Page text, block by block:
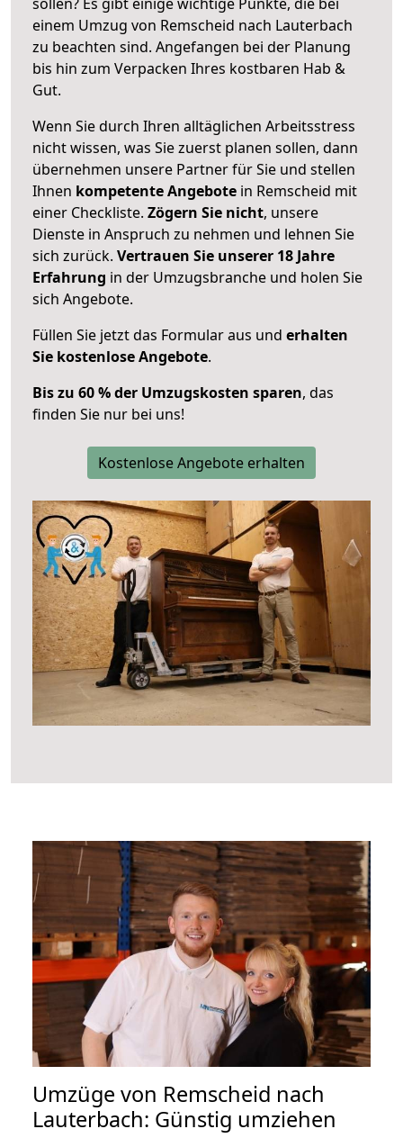
einem Umzug von Remscheid nach Lauterbach
zu beachten sind. Angefangen bei der Planung
bis hin zum Verpacken Ihres kostbaren Hab &
Gut.
Wenn Sie durch Ihren alltäglichen Arbeitsstress
nicht wissen, was Sie zuerst planen sollen, dann
übernehmen unsere Partner für Sie und stellen
Ihnen kompetente Angebote in Remscheid mit
einer Checkliste. Zögern Sie nicht, unsere
Dienste in Anspruch zu nehmen und lehnen Sie
sich zurück. Vertrauen Sie unserer 18 Jahre
Erfahrung in der Umzugsbranche und holen Sie
sich Angebote.
Füllen Sie jetzt das Formular aus und erhalten
Sie kostenlose Angebote.
Bis zu 60 % der Umzugskosten sparen, das
finden Sie nur bei uns!
Kostenlose Angebote erhalten
Umzüge von Remscheid nach
Lauterbach: Günstig umziehen